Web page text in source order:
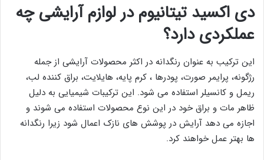
دی اکسید تیتانیوم در لوازم آرایشی چه
عملکردی دارد؟
این ترکیب به عنوان رنگدانه در اکثر محصولات آرایشی از جمله
رژگونه، پرایمر صورت، پودرها ، کرم پایه، هایلایت، براق کننده لب،
ریمل و کانسیلر استفاده می شود. این ترکیبات شیمیایی به دلیل
ظاهر مات و براق خود در این نوع محصولات استفاده می شوند و
اجازه می دهد آرایش در پوشش های نازک اعمال شود زیرا رنگدانه
ها بهتر عمل خواهند کرد.